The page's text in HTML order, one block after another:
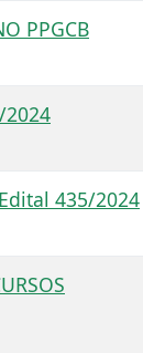
PPGCB
2024
435/2024